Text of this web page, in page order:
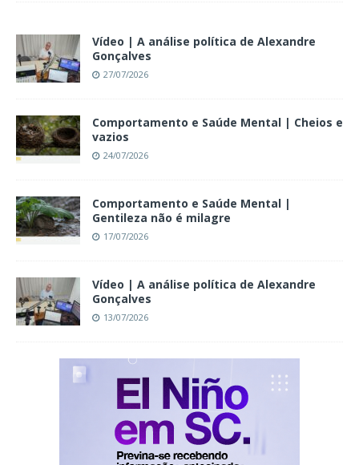
Vídeo | A análise política de Alexandre
Gonçalves
27/07/2026
Comportamento e Saúde Mental | Cheios e
vazios
24/07/2026
Comportamento e Saúde Mental |
Gentileza não é milagre
17/07/2026
Vídeo | A análise política de Alexandre
Gonçalves
13/07/2026